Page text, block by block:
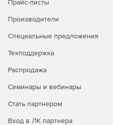
Прайс-листы
Производители
Специальные предложения
Техподдержка
Распродажа
Семинары и вебинары
Стать партнером
Вход в ЛК партнера